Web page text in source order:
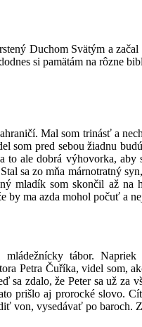
Duchom Svätým a
si pamätám na rôzne
Mal som trinásť a
som pred sebou žiadnu
ale dobrá výhovorka,
sa zo mňa márnotratný
mladík som skončil až
by ma azda mohol počuť a
tábor. Napriek
Petra Čuříka, videl som,
zdalo, že Peter sa už za
prišlo aj prorocké slovo.
von, vysedávať po